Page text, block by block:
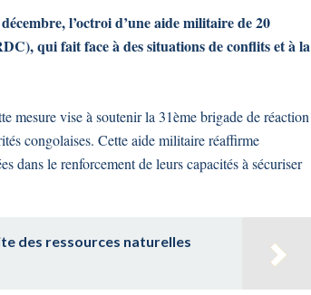
l’octroi d’une aide militaire de 20
qui fait face à des situations de conflits et à la
mesure vise à soutenir la 31ème brigade de réaction
congolaises. Cette aide militaire réaffirme
dans le renforcement de leurs capacités à sécuriser
des ressources naturelles